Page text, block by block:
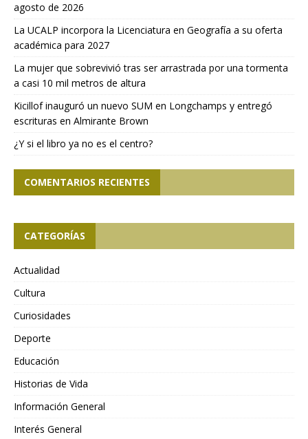
agosto de 2026
La UCALP incorpora la Licenciatura en Geografía a su oferta
académica para 2027
La mujer que sobrevivió tras ser arrastrada por una tormenta
a casi 10 mil metros de altura
Kicillof inauguró un nuevo SUM en Longchamps y entregó
escrituras en Almirante Brown
¿Y si el libro ya no es el centro?
COMENTARIOS RECIENTES
CATEGORÍAS
Actualidad
Cultura
Curiosidades
Deporte
Educación
Historias de Vida
Información General
Interés General